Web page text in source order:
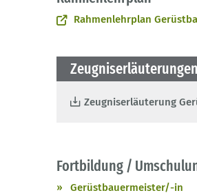
Rahmenlehrplan
Zeugniserläuterungen
Zeugniserläuterung
Fortbildung /
Gerüstbauermeister/-in